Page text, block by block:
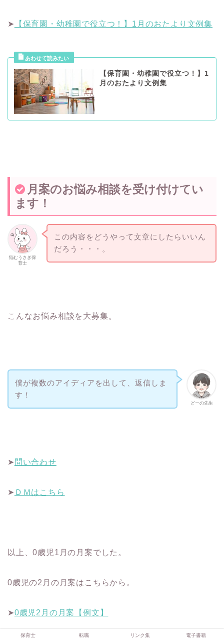
➤ 【保育園・幼稚園で役立つ！】1月のおたより文例集
【保育園・幼稚園で役立つ！】1
月のおたより文例集
月案のお悩み相談を受け付けてい
ます！
悩むうさぎ保
育士
この内容をどうやって文章にしたらいいん
だろう・・・。
こんなお悩み相談を大募集。
どーの先生
僕が複数のアイディアを出して、返信しま
す！
➤ 問い合わせ
➤ ＤＭはこちら
以上、0歳児1月の月案でした。
0歳児の2月の月案はこちらから。
➤0歳児2月の月案【例文】
保育士 転職 リンク集 電子書籍